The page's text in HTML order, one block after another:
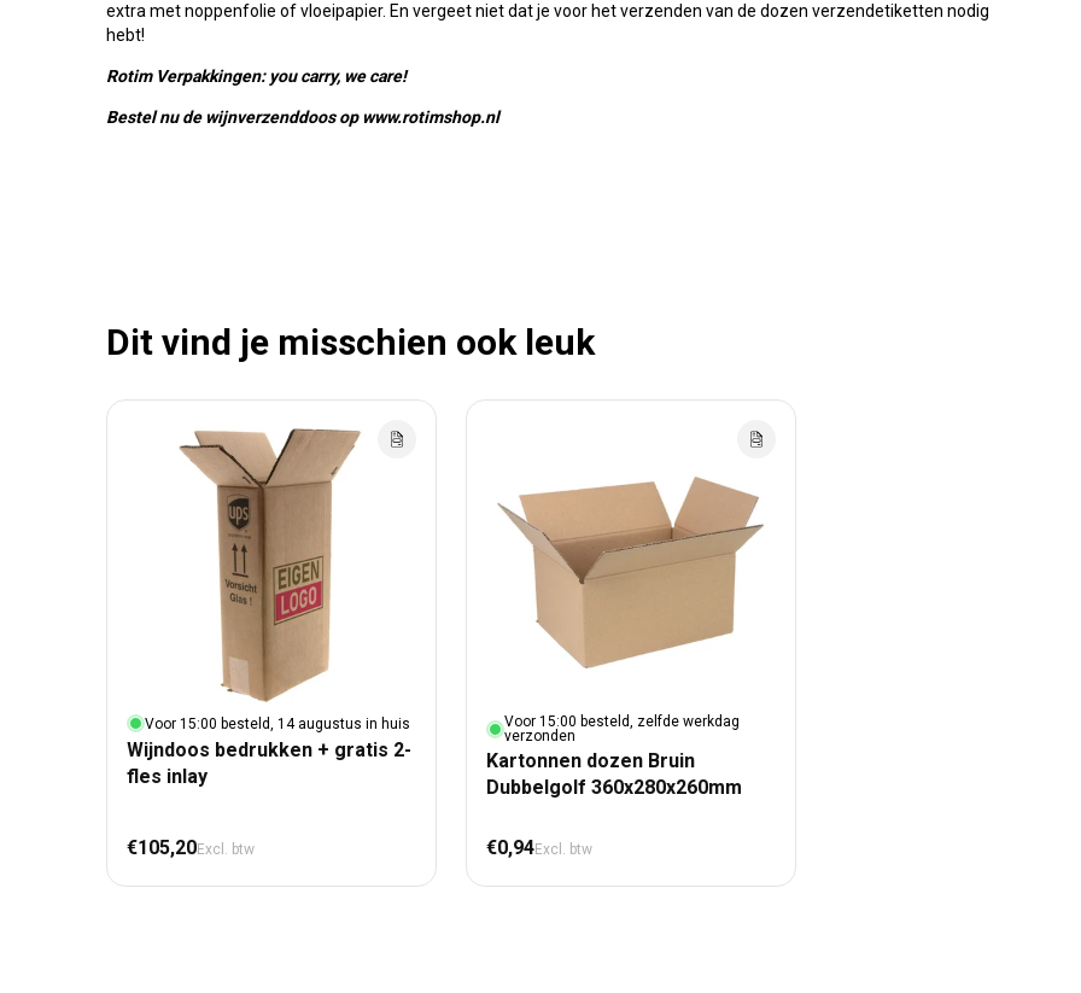
extra met noppenfolie of vloeipapier. En vergeet niet dat je voor het verzenden van de dozen verzendetiketten nodig
hebt!
Rotim Verpakkingen: you carry, we care!
Bestel nu de wijnverzenddoos op www.rotimshop.nl
Dit vind je misschien ook leuk
Voor 15:00 besteld, 14 augustus in huis
Wijndoos bedrukken + gratis 2-
fles inlay
Normale prijs
€105,20Excl. btw
Voor 15:00 besteld, zelfde werkdag
verzonden
Kartonnen dozen Bruin
Dubbelgolf 360x280x260mm
Normale prijs
€0,94Excl. btw